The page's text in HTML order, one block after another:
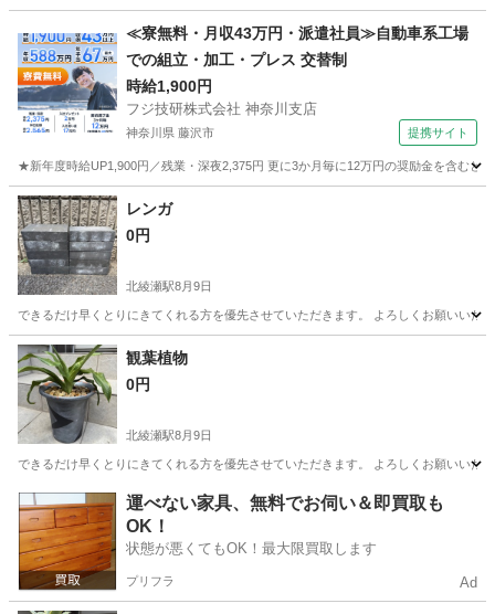
食器 現地
≪寮無料・月収43万円・派遣社員≫自動車系工場
での組立・加工・プレス 交替制
時給1,900円
フジ技研株式会社 神奈川支店
神奈川県 藤沢市 提携サイト
★新年度時給UP1,900円／残業・深夜2,375円 更に3か月毎に12万円の奨励金を含む
神奈川 藤沢市 その他
レンガ
0円
北綾瀬駅8月9日
できるだけ早くとりにきてくれる方を優先させていただきます。 よろしくお願いいた
東京 足立区 北綾瀬駅
観葉植物
0円
北綾瀬駅8月9日
できるだけ早くとりにきてくれる方を優先させていただきます。 よろしくお願いいた
東京 足立区 北綾瀬駅 家庭用品 観葉植物
運べない家具、無料でお伺い＆即買取も
OK！
状態が悪くてもOK！最大限買取します
プリフラ Ad